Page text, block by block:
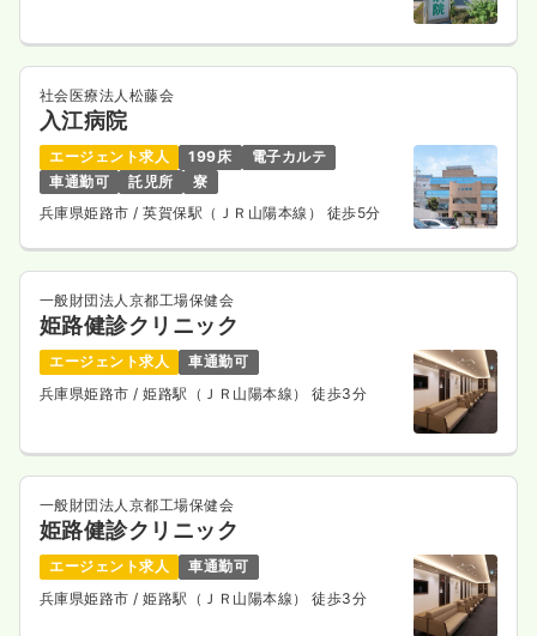
4週8休以上
月給31万円以上可
気になる 詳細を見る
社会医療法人松藤会
入江病院
エージェント求人 199床
電子カルテ
車通勤可
託児所
寮
兵庫県姫路市/ 英賀保駅（ＪＲ山陽本線） 徒歩5分
一般財団法人京都工場保健会
姫路健診クリニック
エージェント求人
車通勤可
兵庫県姫路市 / 姫路駅（ＪＲ山陽本線） 徒歩3分
一般財団法人京都工場保健会
姫路健診クリニック
エージェント求人
車通勤可
兵庫県姫路市 / 姫路駅（ＪＲ山陽本線） 徒歩3分